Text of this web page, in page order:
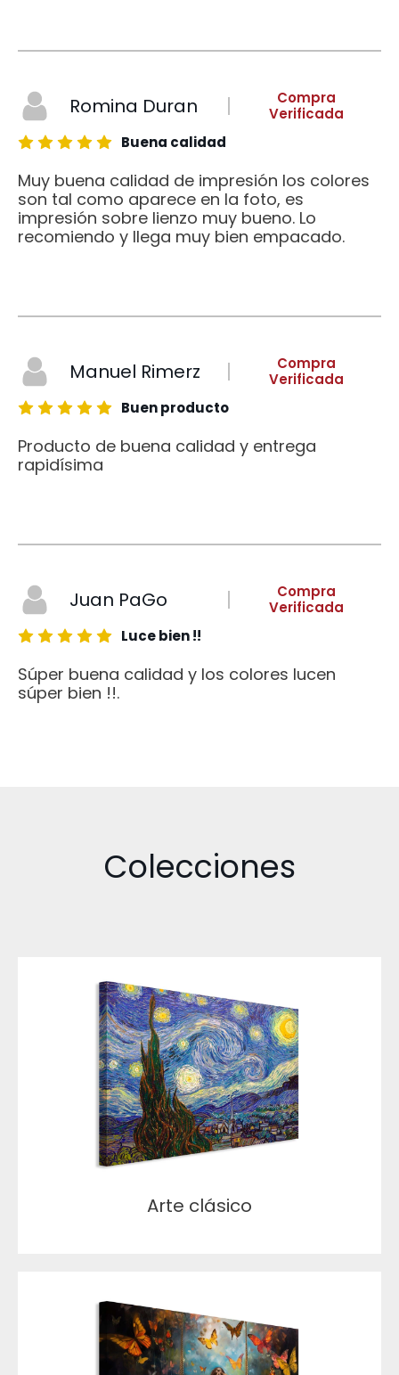
Romina Duran
Compra
Verificada
Buena calidad
Muy buena calidad de impresión los colores
son tal como aparece en la foto, es
impresión sobre lienzo muy bueno. Lo
recomiendo y llega muy bien empacado.
Manuel Rimerz
Compra
Verificada
Buen producto
Producto de buena calidad y entrega
rapidísima
Juan PaGo
Compra
Verificada
Luce bien !!
Súper buena calidad y los colores lucen
súper bien !!.
Colecciones
Arte clásico